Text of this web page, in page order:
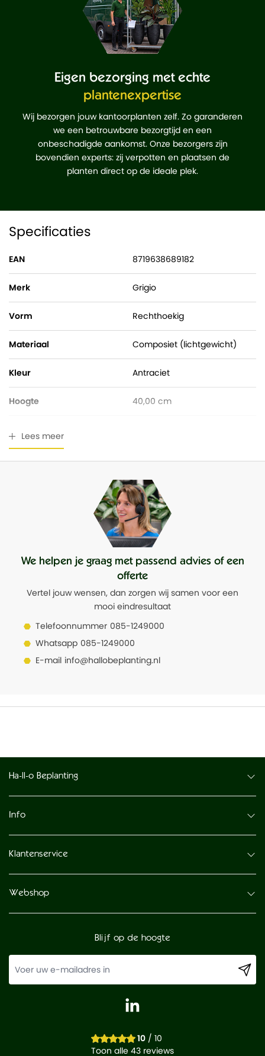
Eigen bezorging met echte
plantenexpertise
Wij bezorgen jouw kantoorplanten zelf. Zo garanderen
we een betrouwbare bezorgtijd en een
onbeschadigde aankomst. Onze bezorgers zijn
bovendien experts: zij verpotten en plaatsen de
planten direct op de ideale plek.
Specificaties
EAN 8719638689182
Merk Grigio
Vorm Rechthoekig
Materiaal Composiet (lichtgewicht)
Kleur Antraciet
Hoogte 40,00 cm
Breedte 40
90,00 cm
0,00 cm
Ja
Nee
Lees meer
We helpen je graag met passend advies of een
offerte
Vertel jouw wensen, dan zorgen wij samen voor een
mooi eindresultaat
Telefoonnummer 085-1249000
Whatsapp 085-1249000
E-mail info@hallobeplanting.nl
Ha-ll-o Beplanting
Info
Klantenservice
Webshop
Blijf op de hoogte
10/ 10
Toon alle 43 reviews